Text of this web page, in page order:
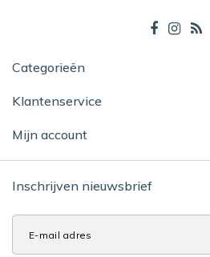
Categorieën
Klantenservice
Mijn account
Inschrijven nieuwsbrief